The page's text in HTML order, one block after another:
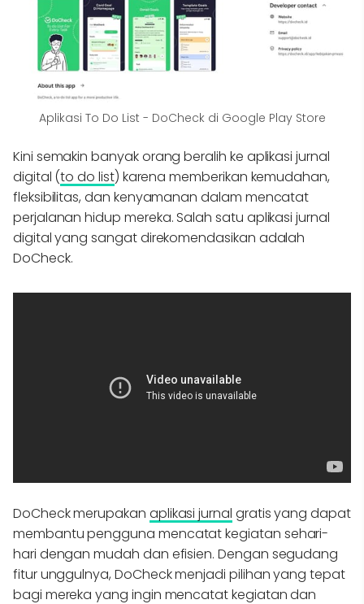
Aplikasi To Do List - DoCheck di Google Play Store
Kini semakin banyak orang beralih ke aplikasi jurnal
digital (to do list) karena memberikan kemudahan,
fleksibilitas, dan kenyamanan dalam mencatat
perjalanan hidup mereka. Salah satu aplikasi jurnal
digital yang sangat direkomendasikan adalah
DoCheck.
DoCheck merupakan aplikasi jurnal gratis yang dapat
membantu pengguna mencatat kegiatan sehari-
hari dengan mudah dan efisien. Dengan segudang
fitur unggulnya, DoCheck menjadi pilihan yang tepat
bagi mereka yang ingin mencatat kegiatan dan